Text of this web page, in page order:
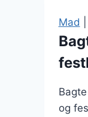
Mad
og